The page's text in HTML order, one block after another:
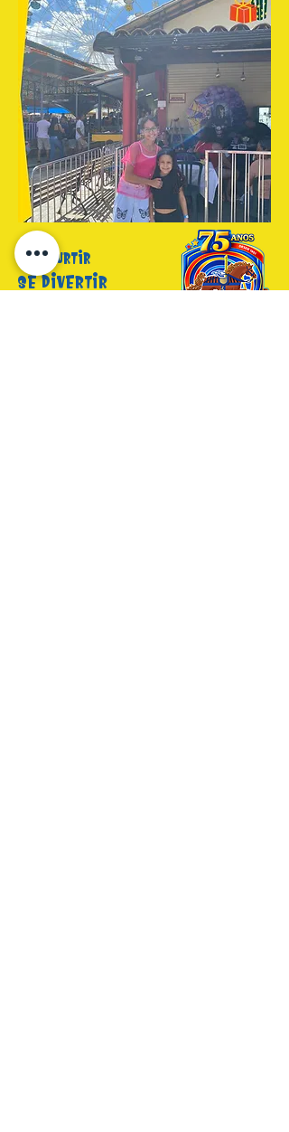
vem curtir
se divertir